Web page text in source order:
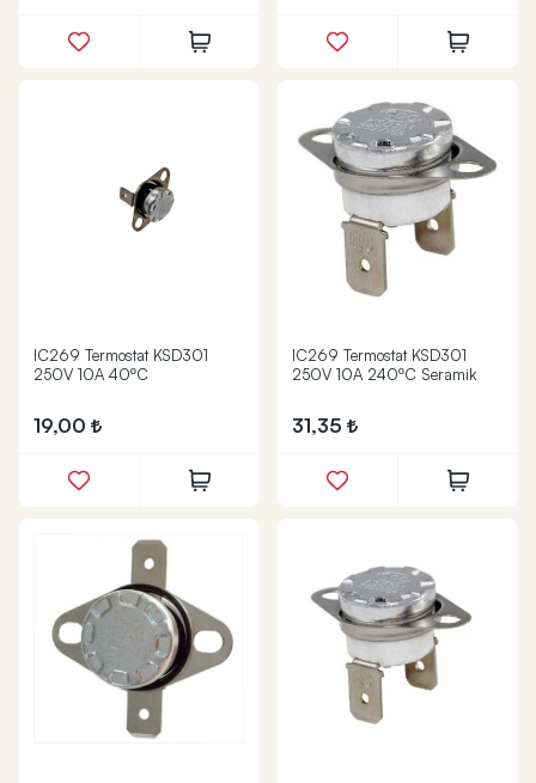
IC269 Termostat KSD301
250V 10A 40ºC
19,00
IC269 Termostat KSD301
250V 10A 240ºC Seramik
31,35